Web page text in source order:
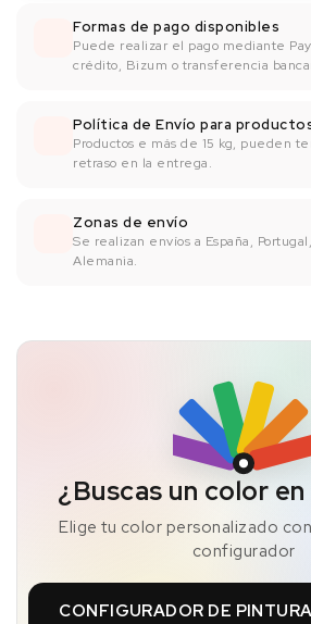
Formas de pago disponibles
Puede realizar el pago mediante
crédito, Bizum o transferencia
Política de Envío para
Productos e más de 15 kg, pueden
retraso en la entrega.
Zonas de envío
Se realizan envíos a España,
Alemania.
¿Buscas un color
Elige tu color personalizado
configurador
CONFIGURADOR DE